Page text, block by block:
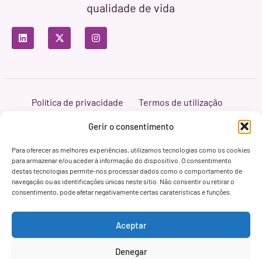
Gerir o consentimento
Para oferecer as melhores experiências, utilizamos tecnologias como os cookies
para armazenar e/ou aceder à informação do dispositivo. O consentimento
destas tecnologias permite-nos processar dados como o comportamento de
navegação ou as identificações únicas neste sítio. Não consentir ou retirar o
consentimento, pode afetar negativamente certas caraterísticas e funções.
Aceptar
Denegar
qualidade de vida
Política de privacidade
Termos de utilização
Branding & Web ASH Proyectos Creativos